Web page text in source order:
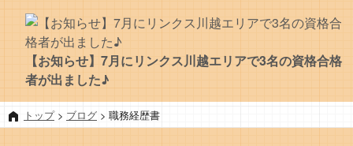
トップ> ブログ > 職務経歴書
【お知らせ】7月にリンクス川越エリアで3名の資格合格
者が出ました♪